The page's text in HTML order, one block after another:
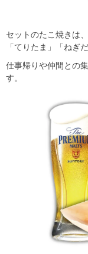
セットのたこ焼きは
「てりたま」「ねぎ
仕事帰りや仲間との
す。